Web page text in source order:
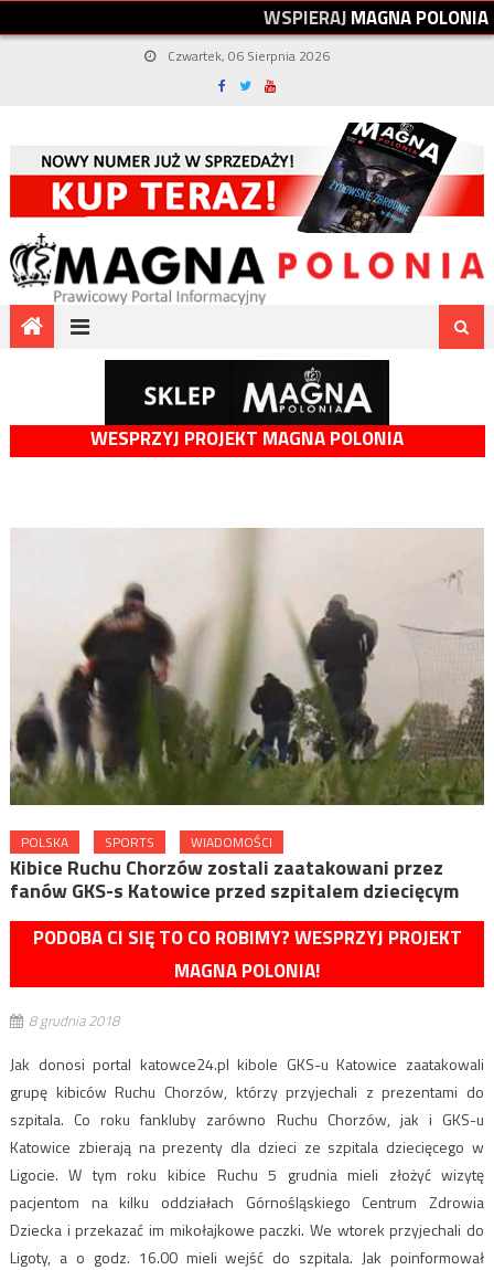
WSPIERAJMAGNAPOLONIA
Czwartek, 06 Sierpnia 2026
WESPRZYJ PROJEKT MAGNA POLONIA
POLSKA SPORTS WIADOMOŚCI
Kibice Ruchu Chorzów zostali zaatakowani przez
fanów GKS-s Katowice przed szpitalem dziecięcym
PODOBA CI SIĘ TO CO ROBIMY? WESPRZYJ PROJEKT
MAGNA POLONIA!
8 grudnia 2018
Jak donosi portal katowce24.pl kibole GKS-u Katowice zaatakowali
grupę kibiców Ruchu Chorzów, którzy przyjechali z prezentami do
szpitala. Co roku fankluby zarówno Ruchu Chorzów, jak i GKS-u
Katowice zbierają na prezenty dla dzieci ze szpitala dziecięcego w
Ligocie. W tym roku kibice Ruchu 5 grudnia mieli złożyć wizytę
pacjentom na kilku oddziałach Górnośląskiego Centrum Zdrowia
Dziecka i przekazać im mikołajkowe paczki. We wtorek przyjechali do
Ligoty, a o godz. 16.00 mieli wejść do szpitala. Jak poinformował